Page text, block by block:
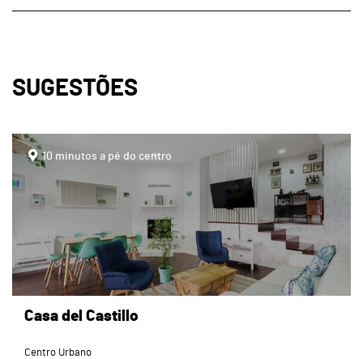
SUGESTÕES
page
10 minutos a pé do centro
Casa del Castillo
Centro Urbano